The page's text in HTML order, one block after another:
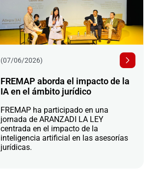
(07/06/2026)
FREMAP aborda el impacto de la
IA en el ámbito jurídico
FREMAP ha participado en una
jornada de ARANZADI LA LEY
centrada en el impacto de la
inteligencia artificial en las asesorías
jurídicas.